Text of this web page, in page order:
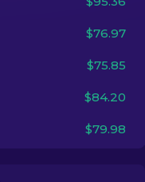
$76.97
$75.85
$84.20
$79.98